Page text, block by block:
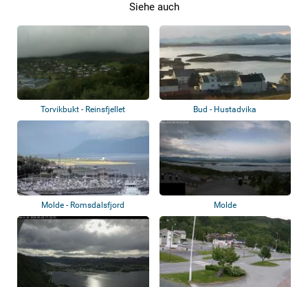
Siehe auch
Torvikbukt - Reinsfjellet Bud - Hustadvika
Molde - Romsdalsfjord Molde